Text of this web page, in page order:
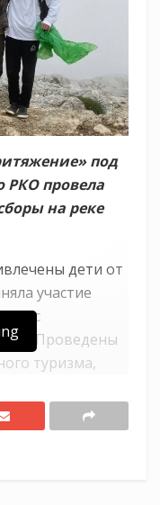
под
РКО провела
на реке
дети от
участие
с
Проведены
туризма,